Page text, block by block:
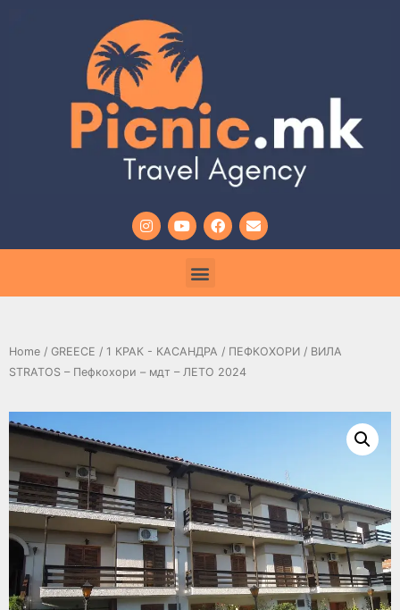
Home / GREECE / 1 КРАК - КАСАНДРА / ПЕФКОХОРИ / ВИЛА
STRATOS – Пефкохори – мдт – ЛЕТО 2024